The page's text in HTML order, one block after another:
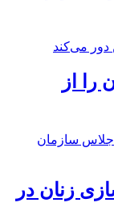
را از
زنان در